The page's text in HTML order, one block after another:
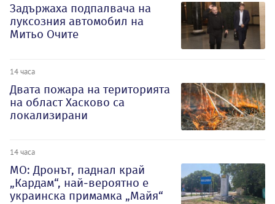
Задържаха подпалвача на
луксозния автомобил на
Митьо Очите
14 часа
Двата пожара на територията
на област Хасково са
локализирани
14 часа
МО: Дронът, паднал край
„Кардам“, най-вероятно е
украинска примамка „Майя“